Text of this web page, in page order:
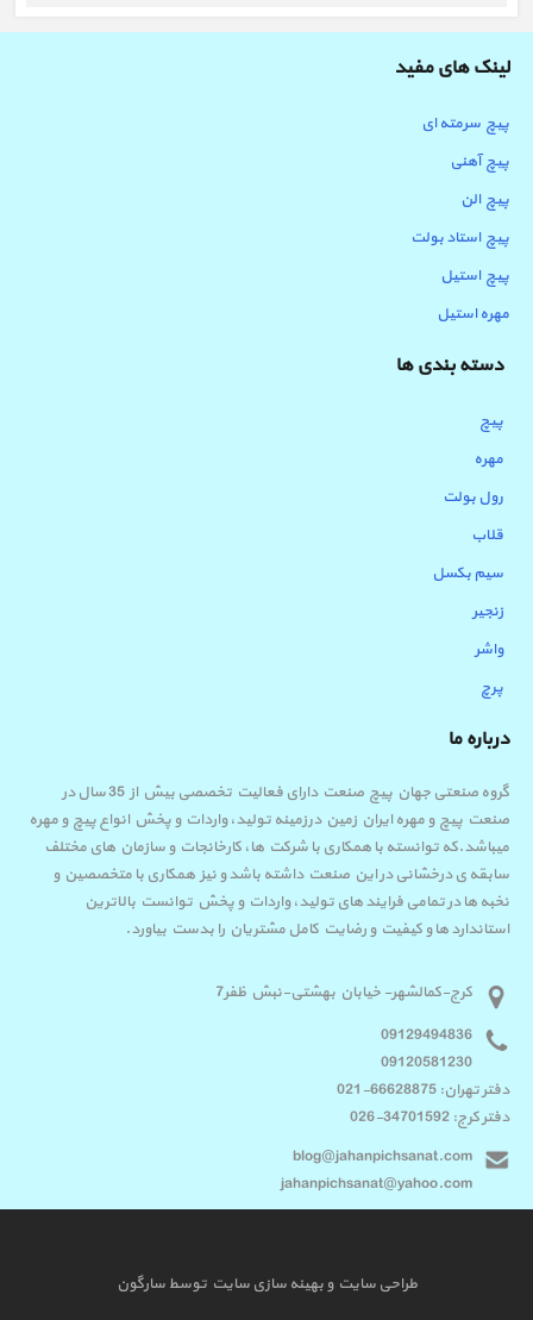
لینک های مفید
پیچ سرمته ای
پیچ آهنی
پیچ الن
پیچ استاد بولت
پیچ استیل
مهره استیل
دسته بندی ها
پیچ
مهره
رول بولت
قلاب
سیم بکسل
زنجیر
واشر
پرچ
درباره ما
گروه صنعتی جهان پیچ صنعت دارای فعالیت تخصصی بیش از 35 سال در
صنعت پیچ و مهره ایران زمین درزمینه تولید، واردات و پخش انواع پیچ و مهره
میباشد.که توانسته با همکاری با شرکت ها، کارخانجات و سازمان های مختلف
سابقه ی درخشانی در این صنعت داشته باشد و نیز همکاری با متخصصین و
نخبه ها در تمامی فرایند های تولید، واردات و پخش توانست بالاترین
استاندارد ها و کیفیت و رضایت کامل مشتریان را بدست بیاورد.
کرج-کمالشهر- خیابان بهشتی-نبش ظفر7
09129494836
09120581230
دفتر تهران: 66628875-021
دفتر کرج: 34701592-026
blog@jahanpichsanat.com
jahanpichsanat@yahoo.com
طراحی سایتوبهینه سازی سایتتوسط سارگون